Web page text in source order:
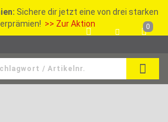
Sichere dir jetzt eine von drei starken
>> Zur Aktion 0